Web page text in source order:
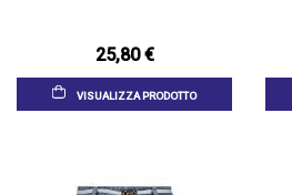
25,80 €
VISUALIZZA PRODOTTO